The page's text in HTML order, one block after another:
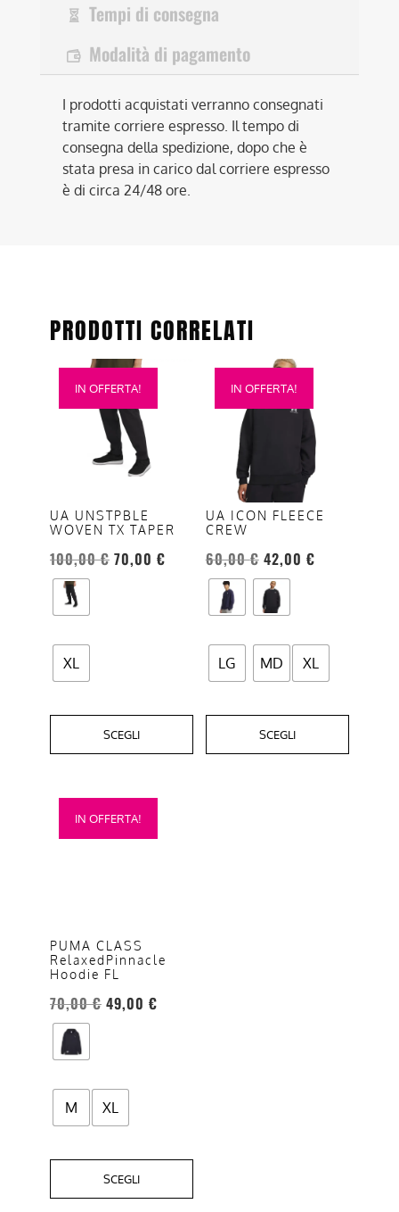
Tempi di consegna
Modalità di pagamento
I prodotti acquistati verranno consegnati
tramite corriere espresso. Il tempo di
consegna della spedizione, dopo che è
stata presa in carico dal corriere espresso
è di circa 24/48 ore.
PRODOTTI CORRELATI
IN OFFERTA!
UA UNSTPBLE
WOVEN TX TAPER
100,00€ 70,00 €
XL
SCEGLI
Questo
prodotto
varianti.
opzioni
possono
essere
scelte
nella
del
prodotto
IN OFFERTA!
UA ICON FLEECE
CREW
60,00€ 42,00 €
LG MD XL
SCEGLI
Questo
prodotto
varianti.
opzioni
possono
essere
scelte
nella
del
prodotto
IN OFFERTA!
PUMA CLASS
RelaxedPinnacle
Hoodie FL
70,00€ 49,00 €
M XL
SCEGLI
Questo
prodotto
opzioni
possono
essere
scelte
nella
pagina
prodotto